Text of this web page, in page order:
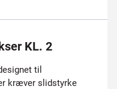
KL. 2
til
kræver slidstyrke